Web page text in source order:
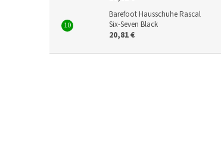
Barefoot Hausschuhe Rascal
Six-Seven Black
20,81 €